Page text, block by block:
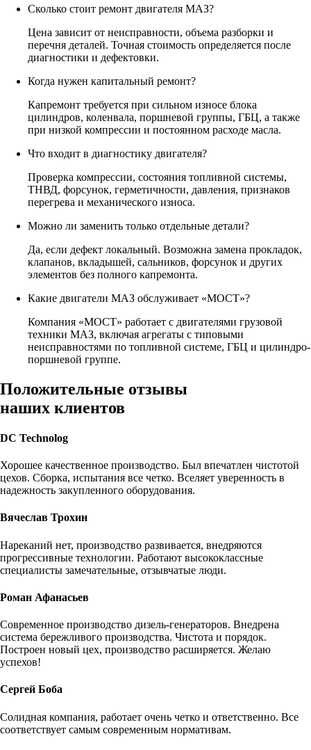
Сколько стоит ремонт двигателя МАЗ?
Цена зависит от неисправности, объема разборки и
перечня деталей. Точная стоимость определяется после
диагностики и дефектовки.
Когда нужен капитальный ремонт?
Капремонт требуется при сильном износе блока
цилиндров, коленвала, поршневой группы, ГБЦ, а также
при низкой компрессии и постоянном расходе масла.
Что входит в диагностику двигателя?
Проверка компрессии, состояния топливной системы,
ТНВД, форсунок, герметичности, давления, признаков
перегрева и механического износа.
Можно ли заменить только отдельные детали?
Да, если дефект локальный. Возможна замена прокладок,
клапанов, вкладышей, сальников, форсунок и других
элементов без полного капремонта.
Какие двигатели МАЗ обслуживает «МОСТ»?
Компания «МОСТ» работает с двигателями грузовой
техники МАЗ, включая агрегаты с типовыми
неисправностями по топливной системе, ГБЦ и цилиндро-
поршневой группе.
Положительные отзывы
наших клиентов
DC Technolog
Хорошее качественное производство. Был впечатлен чистотой
цехов. Сборка, испытания все четко. Вселяет уверенность в
надежность закупленного оборудования.
Вячеслав Трохин
Нареканий нет, производство развивается, внедряются
прогрессивные технологии. Работают высококлассные
специалисты замечательные, отзывчатые люди.
Роман Афанасьев
Современное производство дизель-генераторов. Внедрена
система бережливого производства. Чистота и порядок.
Построен новый цех, производство расширяется. Желаю
успехов!
Сергей Боба
Солидная компания, работает очень четко и ответственно. Все
соответствует самым современным нормативам.